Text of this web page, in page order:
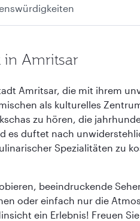
in Amritsar
Amritsar, die mit ihrem
als kulturelles
zu hören, die
es duftet nach
Spezialitäten zu
beeindruckende
oder einfach nur die
ein Erlebnis! Freuen